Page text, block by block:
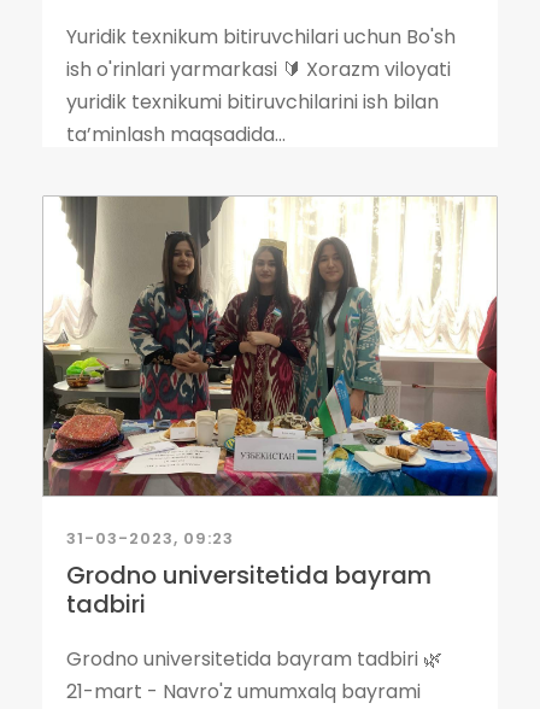
Yuridik texnikum bitiruvchilari uchun Bo'sh
ish o'rinlari yarmarkasi 🔰 Xorazm viloyati
yuridik texnikumi bitiruvchilarini ish bilan
ta’minlash maqsadida...
31-03-2023, 09:23
Grodno universitetida bayram
tadbiri
Grodno universitetida bayram tadbiri 🌿
21-mart - Navro'z umumxalq bayrami